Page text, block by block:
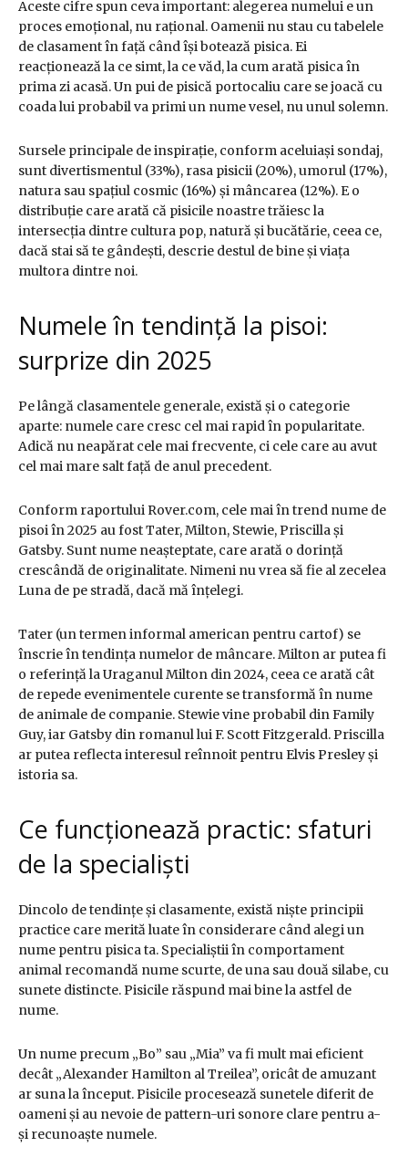
Aceste cifre spun ceva important: alegerea numelui e un
proces emoțional, nu rațional. Oamenii nu stau cu tabelele
de clasament în față când își botează pisica. Ei
reacționează la ce simt, la ce văd, la cum arată pisica în
prima zi acasă. Un pui de pisică portocaliu care se joacă cu
coada lui probabil va primi un nume vesel, nu unul solemn.
Sursele principale de inspirație, conform aceluiași sondaj,
sunt divertismentul (33%), rasa pisicii (20%), umorul (17%),
natura sau spațiul cosmic (16%) și mâncarea (12%). E o
distribuție care arată că pisicile noastre trăiesc la
intersecția dintre cultura pop, natură și bucătărie, ceea ce,
dacă stai să te gândești, descrie destul de bine și viața
multora dintre noi.
Numele în tendință la pisoi:
surprize din 2025
Pe lângă clasamentele generale, există și o categorie
aparte: numele care cresc cel mai rapid în popularitate.
Adică nu neapărat cele mai frecvente, ci cele care au avut
cel mai mare salt față de anul precedent.
Conform raportului Rover.com, cele mai în trend nume de
pisoi în 2025 au fost Tater, Milton, Stewie, Priscilla și
Gatsby. Sunt nume neașteptate, care arată o dorință
crescândă de originalitate. Nimeni nu vrea să fie al zecelea
Luna de pe stradă, dacă mă înțelegi.
Tater (un termen informal american pentru cartof) se
înscrie în tendința numelor de mâncare. Milton ar putea fi
o referință la Uraganul Milton din 2024, ceea ce arată cât
de repede evenimentele curente se transformă în nume
de animale de companie. Stewie vine probabil din Family
Guy, iar Gatsby din romanul lui F. Scott Fitzgerald. Priscilla
ar putea reflecta interesul reînnoit pentru Elvis Presley și
istoria sa.
Ce funcționează practic: sfaturi
de la specialiști
Dincolo de tendințe și clasamente, există niște principii
practice care merită luate în considerare când alegi un
nume pentru pisica ta. Specialiștii în comportament
animal recomandă nume scurte, de una sau două silabe, cu
sunete distincte. Pisicile răspund mai bine la astfel de
nume.
Un nume precum „Bo” sau „Mia” va fi mult mai eficient
decât „Alexander Hamilton al Treilea”, oricât de amuzant
ar suna la început. Pisicile procesează sunetele diferit de
oameni și au nevoie de pattern-uri sonore clare pentru a-
și recunoaște numele.